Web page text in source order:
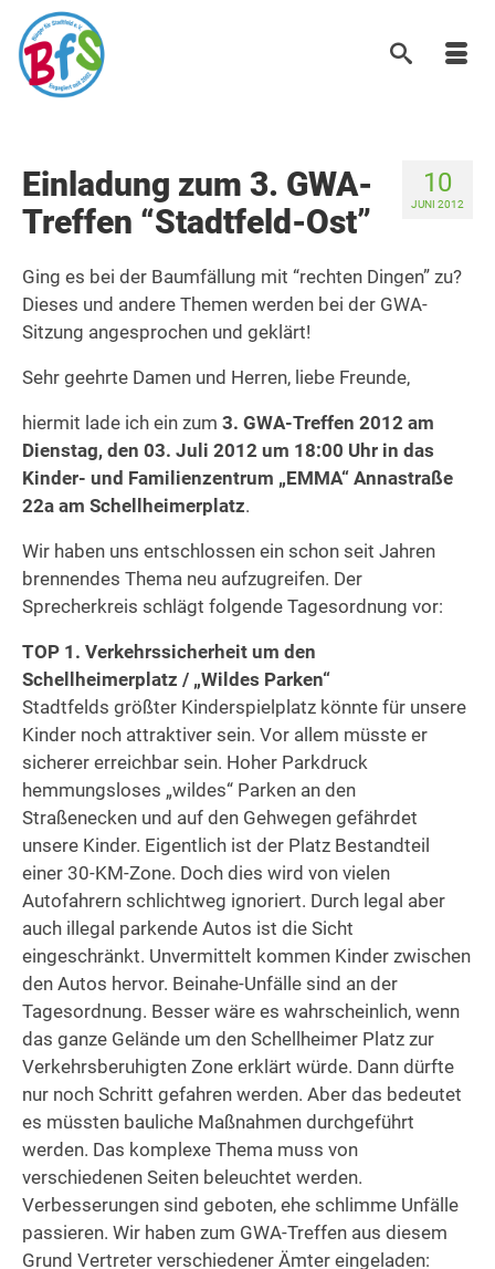
10
JUNI 2012
Einladung zum 3. GWA-
Treffen “Stadtfeld-Ost”
Ging es bei der Baumfällung mit “rechten Dingen” zu?
Dieses und andere Themen werden bei der GWA-
Sitzung angesprochen und geklärt!
Sehr geehrte Damen und Herren, liebe Freunde,
hiermit lade ich ein zum 3. GWA-Treffen 2012 am
Dienstag, den 03. Juli 2012 um 18:00 Uhr in das
Kinder- und Familienzentrum „EMMA“ Annastraße
22a am Schellheimerplatz.
Wir haben uns entschlossen ein schon seit Jahren
brennendes Thema neu aufzugreifen. Der
Sprecherkreis schlägt folgende Tagesordnung vor:
TOP 1. Verkehrssicherheit um den
Schellheimerplatz / „Wildes Parken“
Stadtfelds größter Kinderspielplatz könnte für unsere
Kinder noch attraktiver sein. Vor allem müsste er
sicherer erreichbar sein. Hoher Parkdruck
hemmungsloses „wildes“ Parken an den
Straßenecken und auf den Gehwegen gefährdet
unsere Kinder. Eigentlich ist der Platz Bestandteil
einer 30-KM-Zone. Doch dies wird von vielen
Autofahrern schlichtweg ignoriert. Durch legal aber
auch illegal parkende Autos ist die Sicht
eingeschränkt. Unvermittelt kommen Kinder zwischen
den Autos hervor. Beinahe-Unfälle sind an der
Tagesordnung. Besser wäre es wahrscheinlich, wenn
das ganze Gelände um den Schellheimer Platz zur
Verkehrsberuhigten Zone erklärt würde. Dann dürfte
nur noch Schritt gefahren werden. Aber das bedeutet
es müssten bauliche Maßnahmen durchgeführt
werden. Das komplexe Thema muss von
verschiedenen Seiten beleuchtet werden.
Verbesserungen sind geboten, ehe schlimme Unfälle
passieren. Wir haben zum GWA-Treffen aus diesem
Grund Vertreter verschiedener Ämter eingeladen: